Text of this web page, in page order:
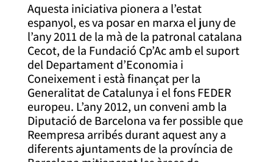
Aquesta iniciativa pionera a l’estat
espanyol, es va posar en marxa el juny de
l’any 2011 de la mà de la patronal catalana
Cecot, de la Fundació Cp’Ac amb el suport
del Departament d’Economia i
Coneixement i està finançat per la
Generalitat de Catalunya i el fons FEDER
europeu. L’any 2012, un conveni amb la
Diputació de Barcelona va fer possible que
Reempresa arribés durant aquest any a
diferents ajuntaments de la província de